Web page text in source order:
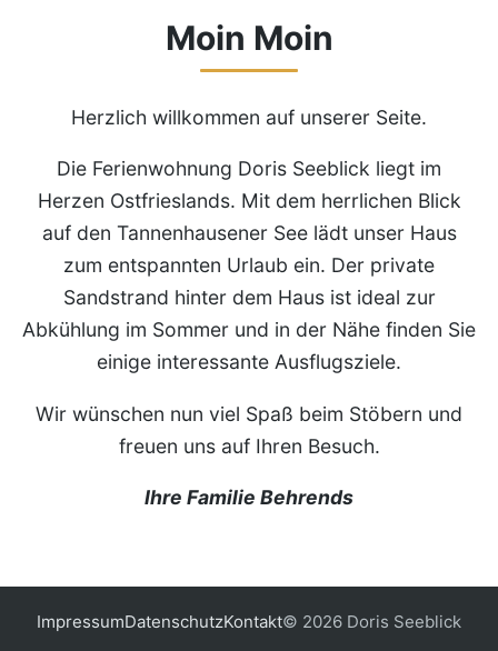
Moin Moin
Herzlich willkommen auf unserer Seite.
Die Ferienwohnung Doris Seeblick liegt im
Herzen Ostfrieslands. Mit dem herrlichen Blick
auf den Tannenhausener See lädt unser Haus
zum entspannten Urlaub ein. Der private
Sandstrand hinter dem Haus ist ideal zur
Abkühlung im Sommer und in der Nähe finden Sie
einige interessante Ausflugsziele.
Wir wünschen nun viel Spaß beim Stöbern und
freuen uns auf Ihren Besuch.
Ihre Familie Behrends
ImpressumDatenschutzKontakt© 2026 Doris Seeblick